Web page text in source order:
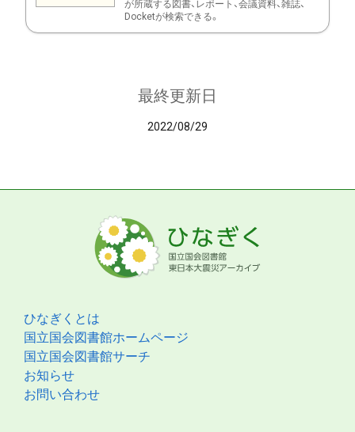
が所蔵する図書、レポート、会議資料、雑誌、
Docketが検索できる。
最終更新日
2022/08/29
ひなぎくとは
国立国会図書館ホームページ
国立国会図書館サーチ
お知らせ
お問い合わせ